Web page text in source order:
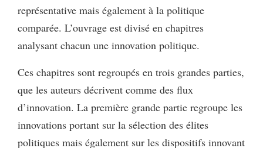
représentative mais également à la politique
comparée. L’ouvrage est divisé en chapitres
analysant chacun une innovation politique.
Ces chapitres sont regroupés en trois grandes parties,
que les auteurs décrivent comme des flux
d’innovation. La première grande partie regroupe les
innovations portant sur la sélection des élites
politiques mais également sur les dispositifs innovant